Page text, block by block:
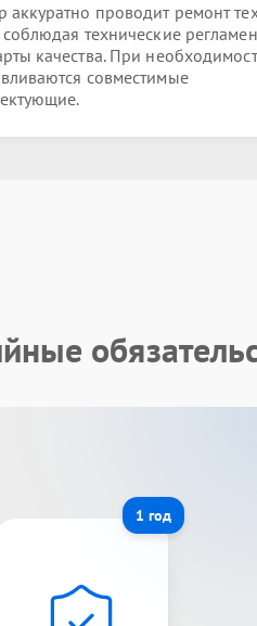
аккуратно проводит ремонт
технические
качества. При
совместимые
1 год